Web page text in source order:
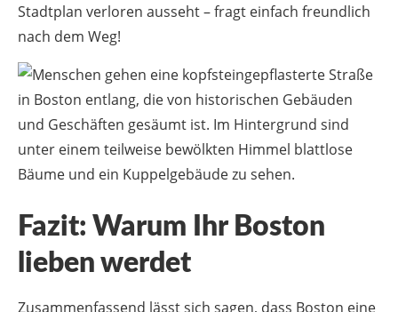
Stadtplan verloren ausseht – fragt einfach freundlich
nach dem Weg!
Fazit: Warum Ihr Boston
lieben werdet
Zusammenfassend lässt sich sagen, dass Boston eine